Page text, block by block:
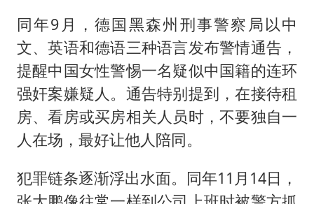
同年9月，德国黑森州刑事警察局以中
文、英语和德语三种语言发布警情通告，
提醒中国女性警惕一名疑似中国籍的连环
强奸案嫌疑人。通告特别提到，在接待租
房、看房或买房相关人员时，不要独自一
人在场，最好让他人陪同。
犯罪链条逐渐浮出水面。同年11月14日，